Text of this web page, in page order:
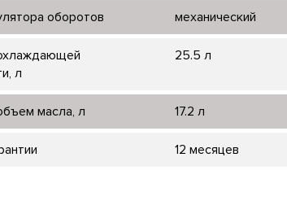
оборотов механический
л
25.5 л
масла, л 17.2 л
12 месяцев